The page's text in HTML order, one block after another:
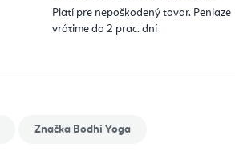
Platí pre nepoškodený tovar. Peniaze
vrátime do 2 prac. dní
Značka Bodhi Yoga